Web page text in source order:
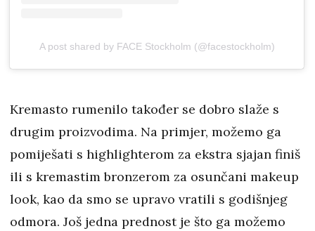
A post shared by FACE Stockholm (@facestockholm)
Kremasto rumenilo također se dobro slaže s
drugim proizvodima. Na primjer, možemo ga
pomiješati s highlighterom za ekstra sjajan finiš
ili s kremastim bronzerom za osunčani makeup
look, kao da smo se upravo vratili s godišnjeg
odmora. Još jedna prednost je što ga možemo